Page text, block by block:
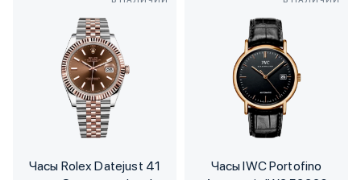
Часы Rolex Datejust 41
Часы IWC Portofino